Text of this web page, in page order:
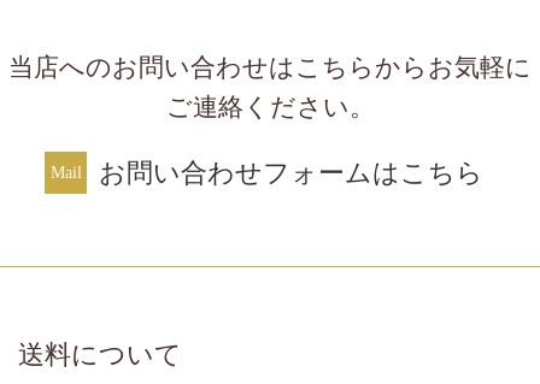
当店へのお問い合わせはこちらからお気軽に
ご連絡ください。
お問い合わせフォームはこちら
送料について